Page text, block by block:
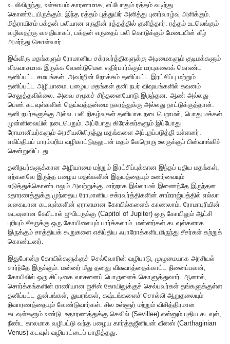
உடலிலிருந்து, உள்காயம் காரணமாக, எப்போதும் ரத்தம் வடிந்து
கொண்டேயிருக்கும். இந்த ரத்தம் புத்துயிர் அளித்து புனர்வாழ்வு அளிக்கும்.
மித்ராயிசம் பக்தன் பலியான எருதின் ரத்தத்தில் குளித்தார். ரத்தம் உடலெங்கும்
வழிவதற்கு வசதியாகப், பக்தன் எருதைப் பலி கொடுக்கும் மேடையின் கீழ்
அமர்ந்து கொள்வார்.
இவ்விரு மதங்களும் ரோமானிய சக்ரவர்த்திகளுக்கு அடிமைகளும் குடிமக்களும்
விசுவாசமாக இருக்க வேண்டுமென எதிர்பார்க்கும் மரபுகளைக் கொண்ட
தனிப்பட்ட சமயங்கள். அவற்றின் நோக்கம் தனிப்பட்ட இரட்சிப்பு மற்றும்
தனிப்பட்ட அழியாமை. பழைய மதங்கள் தனி நபர் விஷயங்களில் கவனம்
செலுத்தவில்லை. அவை சமூகச் சிந்தனையோடு இருந்தன. ஆண் அல்லது
பெண் கடவுள்களின் தெய்வத்தன்மை நகரத்துக்கு அல்லது நாட்டுக்குத்தான்.
தனி நபர்களுக்கு அல்ல. பலி நிகழ்வுகள் தனியாக நடைபெறாமல், பொது மக்கள்
முன்னிலையில் நடைபெறும். அப்போது கிரேக்கர்களும் இப்போது
ரோமானியர்களும் அரசியலிலிருந்து மதங்களை அப்புறப்படுத்தி உள்ளனர்.
எகிப்தியப் பாரம்பரிய வழிகாட்டுதலுடன் மதம் வேறொரு உலகுக்குப் பின்வாங்கிச்
சென்றுவிட்டது.
தனிநபர்களுக்கான அழியாமை மற்றும் இரட்சிப்புக்கான இந்தப் புதிய மதங்கள்,
ஏற்கனவே இருந்த பழைய மதங்களின் இதயத்தையும் உணர்வையும்
எடுத்துக்கொண்டாலும் அவற்றுக்கு மாற்றாக இல்லாமல் இணைந்தே இருந்தன.
உதாரணத்துக்கு முந்தைய ரோமானிய சக்ரவர்த்திகளின் சாம்ராஜ்யத்தில் எல்லா
வகையான கடவுள்களின் ஏராளமான கோயில்களைக் காணலாம். ரோமாபுரியின்
கடவுளான கேபிடால் ஜுபிடருக்கு (Capitol of Jupiter) ஒரு கோயிலும் ஆட்சி
புரியும் சீசருக்கு ஒரு கோயிலையும் பார்க்கலாம். மன்னர்கள் கடவுள்களாக
இருக்கும் சாத்தியக் கூறுகளை எகிப்திய ஃபாரோக்களிடமிருந்து சீசர்கள் கற்றுக்
கொண்டனர்.
இதுபோன்ற கோயில்களுக்குச் செல்வோரின் வழிபாடு, முழுமையாக அரசியல்
சார்ந்தே இருக்கும். மன்னர் மீது தனது விசுவாத்தைக்காட்ட நினைப்பவன்,
கோயிலில் ஒரு சிட்டிகை வாசனைப் பொருளைக் கொளுத்துவார். ஆனால்,
சொர்க்கங்களின் ராணியான ஐசிஸ் கோயிலுக்குச் செல்பவர்கள் தங்களுக்குள்ள
தனிப்பட்ட துன்பங்கள், துயரங்கள், கஷ்டங்களைச் சொல்லி ஆறுதலையும்
நிவாரணத்தையும் வேண்டுவார்கள். சில உள்ளூர் மற்றும் விசித்திரமான
கடவுள்களும் உண்டு. உதாரணத்துக்கு செவில் (Sevillee) என்னும் புதிய கடவுள்,
நீண்ட காலமாக வழிபட்டு வந்த பழைய கார்த்தஜீனியன் வீனஸ் (Carthaginian
Venus) கடவுள் வழிபாட்டைப் பாதித்தது.